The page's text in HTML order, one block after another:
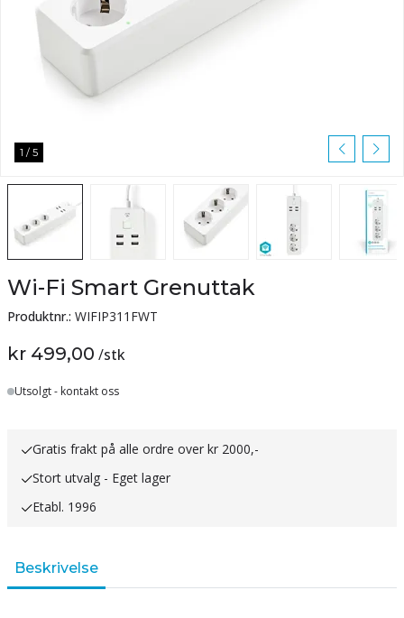
1 / 5
Wi-Fi Smart Grenuttak
Produktnr.: WIFIP311FWT
kr 499,00 /stk
Lager
Utsolgt - kontakt oss
Gratis frakt på alle ordre over kr 2000,-
Stort utvalg - Eget lager
Etabl. 1996
Beskrivelse